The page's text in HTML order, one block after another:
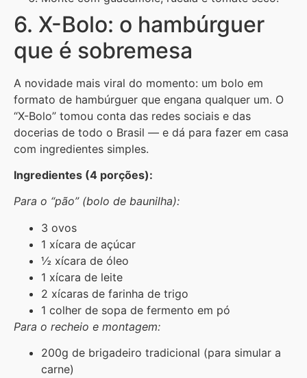
6. X-Bolo: o hambúrguer
que é sobremesa
A novidade mais viral do momento: um bolo em
formato de hambúrguer que engana qualquer um. O
“X-Bolo” tomou conta das redes sociais e das
docerias de todo o Brasil — e dá para fazer em casa
com ingredientes simples.
Ingredientes (4 porções):
Para o “pão” (bolo de baunilha):
3 ovos
1 xícara de açúcar
½ xícara de óleo
1 xícara de leite
2 xícaras de farinha de trigo
1 colher de sopa de fermento em pó
Para o recheio e montagem:
200g de brigadeiro tradicional (para simular a
carne)